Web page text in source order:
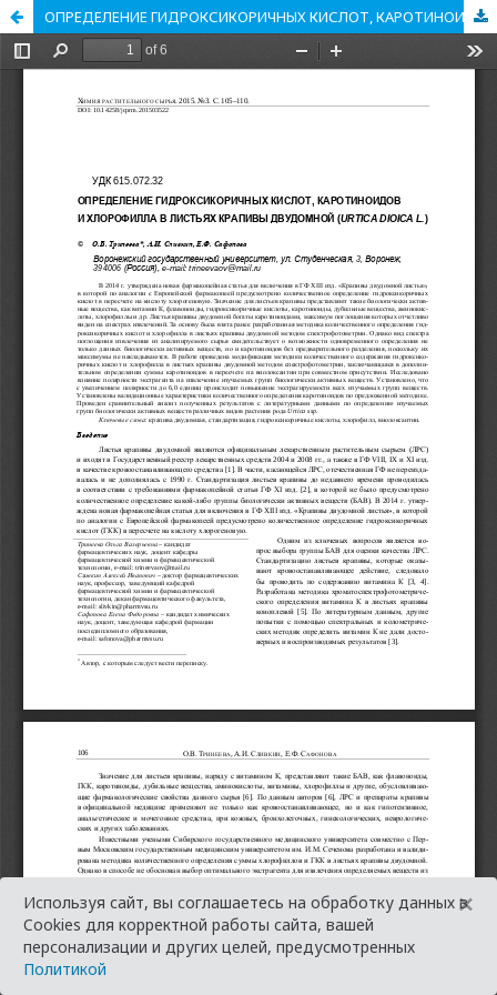
ОПРЕДЕЛЕНИЕ ГИДРОКСИКОРИЧНЫХ КИСЛОТ, КАРОТИНОИДОВ И ХЛОРОФИЛЛА В ЛИСТЬЯХ КРАПИВЫ ДВУДОМНОЙ (URTICA DIOICA L.)
Используя сайт, вы соглашаетесь на обработку данных в
Cookies для корректной работы сайта, вашей
персонализации и других целей, предусмотренных
Политикой
×